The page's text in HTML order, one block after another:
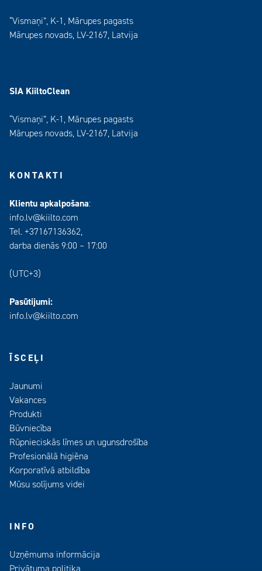
“Vismaņi”, K-1, Mārupes pagasts
Mārupes novads, LV-2167, Latvija
SIA KiiltoClean
“Vismaņi”, K-1, Mārupes pagasts
Mārupes novads, LV-2167, Latvija
KONTAKTI
Klientu apkalpošana:
info.lv@kiilto.com
Tel. +37167136362,
darba dienās 9:00 – 17:00
(UTC+3)
Pasūtijumi:
info.lv@kiilto.com
ĪSCEĻI
Jaunumi
Vakances
Produkti
Būvniecība
Rūpnieciskās līmes un ugunsdrošība
Profesionālā higiēna
Korporatīvā atbildība
Mūsu solījums videi
INFO
Uzņēmuma informācija